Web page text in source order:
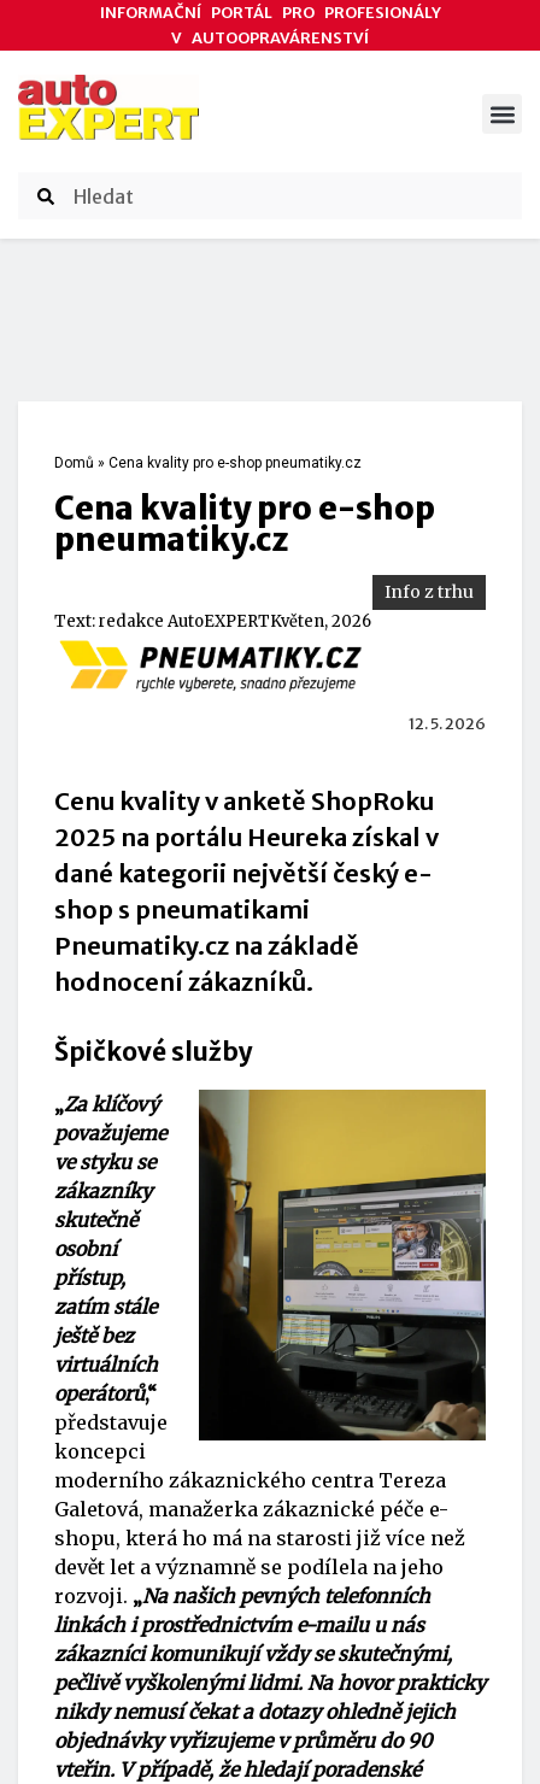
INFORMAČNÍ PORTÁL PRO PROFESIONÁLY
V AUTOOPRAVÁRENSTVÍ
Domů » Cena kvality pro e-shop pneumatiky.cz
Cena kvality pro e-shop
pneumatiky.cz
Info z trhu
Text:redakce AutoEXPERTKvěten, 2026
12. 5. 2026
Cenu kvality v anketě ShopRoku
2025 na portálu Heureka získal v
dané kategorii největší český e-
shop s pneumatikami
Pneumatiky.cz na základě
hodnocení zákazníků.
Špičkové služby
„Za klíčový
považujeme
ve styku se
zákazníky
skutečně
osobní
přístup,
zatím stále
ještě bez
virtuálních
operátorů,“
představuje
koncepci
moderního zákaznického centra Tereza
Galetová, manažerka zákaznické péče e-
shopu, která ho má na starosti již více než
devět let a významně se podílela na jeho
rozvoji. „Na našich pevných telefonních
linkách i prostřednictvím e-mailu u nás
zákazníci komunikují vždy se skutečnými,
pečlivě vyškolenými lidmi. Na hovor prakticky
nikdy nemusí čekat a dotazy ohledně jejich
objednávky vyřizujeme v průměru do 90
vteřin. V případě, že hledají poradenské